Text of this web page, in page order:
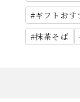
ギフトおす
抹茶そば